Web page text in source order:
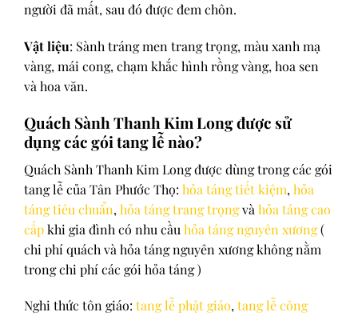
người đã mất, sau đó được đem chôn.
Vật liệu: Sành tráng men trang trọng, màu xanh mạ
vàng, mái cong, chạm khắc hình rồng vàng, hoa sen
và hoa văn.
Quách Sành Thanh Kim Long được sử
dụng các gói tang lễ nào?
Quách Sành Thanh Kim Long được dùng trong các gói
tang lễ của Tân Phước Thọ: hỏa táng tiết kiệm, hỏa
táng tiêu chuẩn, hỏa táng trang trọngvà hỏa táng cao
cấpkhi gia đình có nhu cầu hỏa táng nguyên xương(
chi phí quách và hỏa táng nguyên xương không nằm
trong chi phí các gói hỏa táng )
Nghi thức tôn giáo: tang lễ phật giáo,tang lễ công